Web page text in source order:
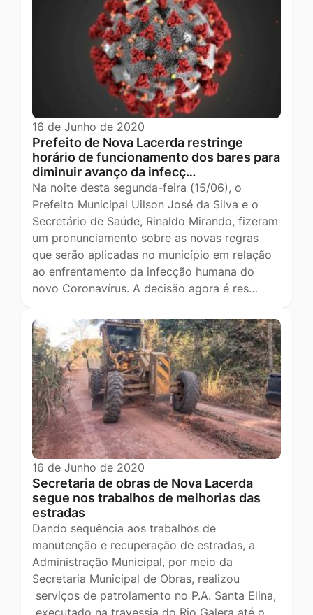
16 de Junho de 2020
Prefeito de Nova Lacerda restringe
horário de funcionamento dos bares para
diminuir avanço da infecç…
Na noite desta segunda-feira (15/06), o
Prefeito Municipal Uilson José da Silva e o
Secretário de Saúde, Rinaldo Mirando, fizeram
um pronunciamento sobre as novas regras
que serão aplicadas no município em relação
ao enfrentamento da infecção humana do
novo Coronavírus. A decisão agora é res…
16 de Junho de 2020
Secretaria de obras de Nova Lacerda
segue nos trabalhos de melhorias das
estradas
Dando sequência aos trabalhos de
manutenção e recuperação de estradas, a
Administração Municipal, por meio da
Secretaria Municipal de Obras, realizou
serviços de patrolamento no P.A. Santa Elina,